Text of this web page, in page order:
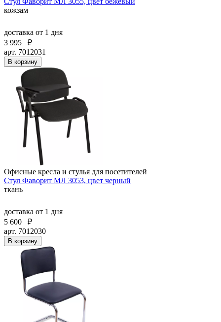
кожзам
доставка от 1 дня
3 995
₽
арт. 7012031
В корзину
Офисные кресла и стулья для посетителей
Стул Фаворит МЛ 3053, цвет черный
ткань
доставка от 1 дня
5 600
₽
арт. 7012030
В корзину